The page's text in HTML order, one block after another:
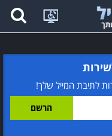
לתיבת המייל שלך!